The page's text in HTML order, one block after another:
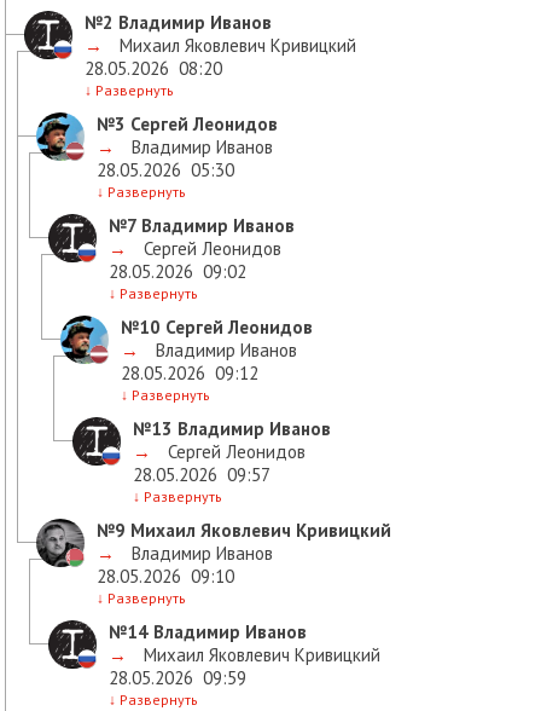
№2 Владимир Иванов
→
Михаил Яковлевич Кривицкий
28.05.2026 08:20
↓ Развернуть
№3 Сергей Леонидов
→
Владимир Иванов
28.05.2026 05:30
↓ Развернуть
№7 Владимир Иванов
→
Сергей Леонидов
28.05.2026 09:02
↓ Развернуть
№10 Сергей Леонидов
→
Владимир Иванов
28.05.2026 09:12
↓ Развернуть
№13 Владимир Иванов
→
Сергей Леонидов
28.05.2026 09:57
↓ Развернуть
№9 Михаил Яковлевич Кривицкий
→
Владимир Иванов
28.05.2026 09:10
↓ Развернуть
№14 Владимир Иванов
→
Михаил Яковлевич Кривицкий
28.05.2026 09:59
↓ Развернуть